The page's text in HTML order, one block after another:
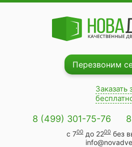
Перезвоним
Заказать
8 (499) 301-75-76
с 700до 2200без